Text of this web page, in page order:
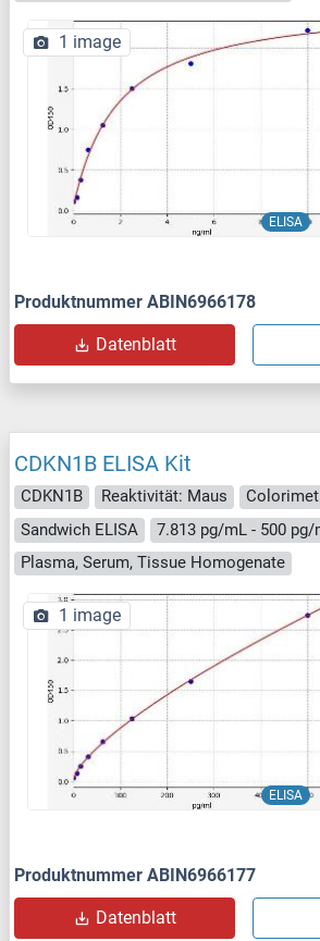
ELISA
1 image
Produktnummer ABIN6966178
Datenblatt
CDKN1B ELISA Kit
CDKN1B Reaktivität: Maus
Sandwich ELISA
7.813 pg/mL - 500 pg/
Plasma, Serum, Tissue Homogenate
ELISA
1 image
Produktnummer ABIN6966177
Datenblatt